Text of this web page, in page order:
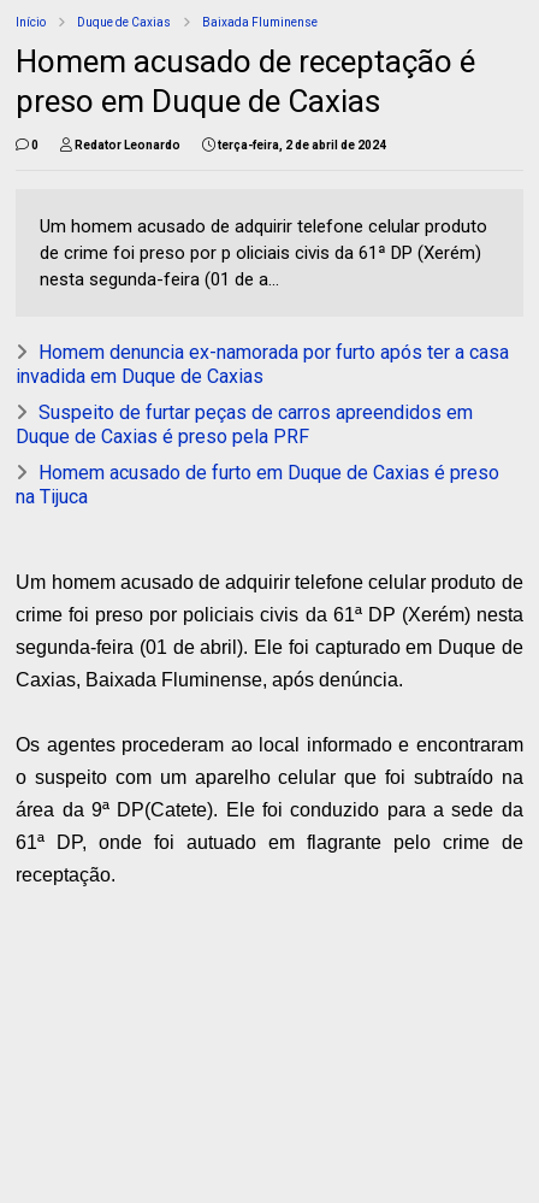
Início Duque de Caxias Baixada Fluminense
Homem acusado de receptação é
preso em Duque de Caxias
0 Redator Leonardo terça-feira, 2 de abril de 2024
Um homem acusado de adquirir telefone celular produto
de crime foi preso por p oliciais civis da 61ª DP (Xerém)
nesta segunda-feira (01 de a...
Homem denuncia ex-namorada por furto após ter a casa
invadida em Duque de Caxias
Suspeito de furtar peças de carros apreendidos em
Duque de Caxias é preso pela PRF
Homem acusado de furto em Duque de Caxias é preso
na Tijuca
Um homem acusado de adquirir telefone celular produto de
crime foi preso por policiais civis da 61ª DP (Xerém) nesta
segunda-feira (01 de abril). Ele foi capturado em Duque de
Caxias, Baixada Fluminense, após denúncia.
Os agentes procederam ao local informado e encontraram
o suspeito com um aparelho celular que foi subtraído na
área da 9ª DP(Catete). Ele foi conduzido para a sede da
61ª DP, onde foi autuado em flagrante pelo crime de
receptação.